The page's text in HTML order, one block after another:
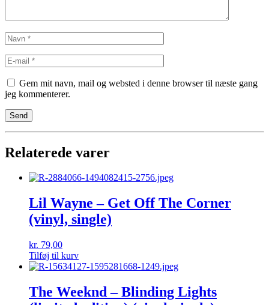
Gem mit navn, mail og websted i denne browser til næste gang
jeg kommenterer.
Relaterede varer
Lil Wayne – Get Off The Corner
(vinyl, single)
kr. 79,00
Tilføj til kurv
The Weeknd – Blinding Lights